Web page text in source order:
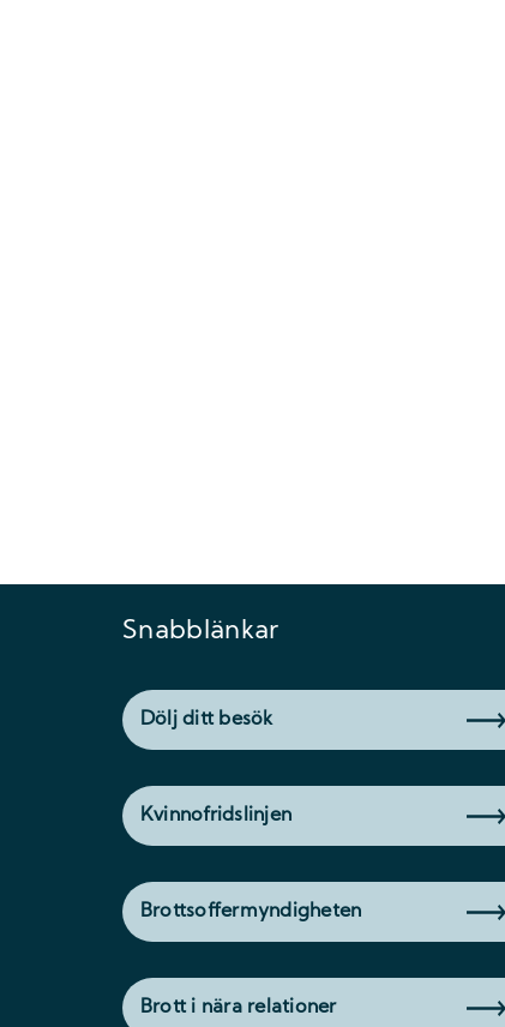
Snabblänkar
Dölj ditt besök
Kvinnofridslinjen
Brottsoffermyndigheten
Brott i nära relationer